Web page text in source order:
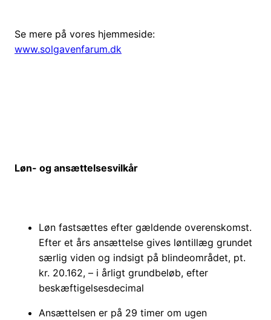
Se mere på vores hjemmeside:
www.solgavenfarum.dk
Løn- og ansættelsesvilkår
Løn fastsættes efter gældende overenskomst.
Efter et års ansættelse gives løntillæg grundet
særlig viden og indsigt på blindeområdet, pt.
kr. 20.162, – i årligt grundbeløb, efter
beskæftigelsesdecimal
Ansættelsen er på 29 timer om ugen